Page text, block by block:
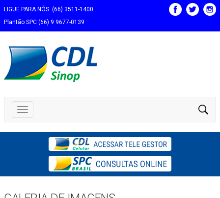
LIGUE PARA NÓS: (66) 3511-1400
Plantão SPC (66) 9 9677-0139